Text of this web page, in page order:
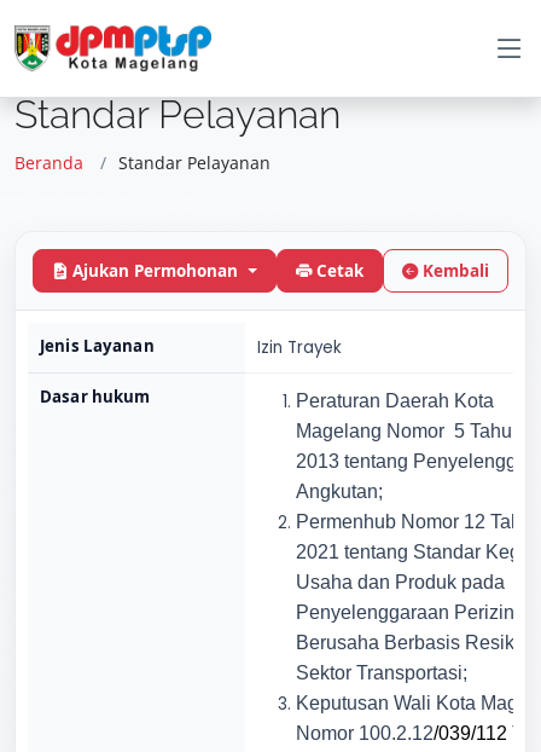
Standar Pelayanan
Beranda Standar Pelayanan
Ajukan Permohonan Cetak Kembali
Jenis Layanan Izin Trayek
Dasar hukum
Peraturan Daerah Kota
Magelang Nomor 5 Tahun
2013 tentang
Angkutan;
Permenhub Nomor 12
2021 tentang Standar
Usaha dan Produk pada
Penyelenggaraan Perizinan
Berusaha Berbasis Resiko
Sektor Transportasi;
Keputusan Wali Kota
Nomor 100.2.12/039/112